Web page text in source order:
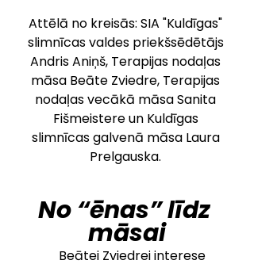
Attēlā no kreisās: SIA "Kuldīgas"
slimnīcas valdes priekšsēdētājs
Andris Aniņš, Terapijas nodaļas
māsa Beāte Zviedre, Terapijas
nodaļas vecākā māsa Sanita
Fišmeistere un Kuldīgas
slimnīcas galvenā māsa Laura
Prelgauska.
No “ēnas” līdz
māsai